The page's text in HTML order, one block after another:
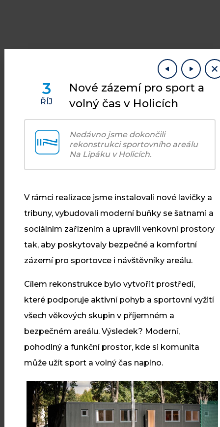
AKTUALITY
Co je u nás
20
ČVC
Revitalizace veřejného
prostranství v Dříteči
V Dříteči jsme dokončili
10 Cyklostezka Skuteč – Předhradí
3
ŘÍJ
Nové zázemí pro sport a
volný čas v Holicích
Nedávno jsme dokončili
rekonstrukci sportovního areálu
Na Lipáku v Holicích.
V rámci realizace jsme instalovali nové lavičky a
tribuny, vybudovali moderní buňky se šatnami a
sociálním zařízením a upravili venkovní prostory
tak, aby poskytovaly bezpečné a komfortní
zázemí pro sportovce i návštěvníky areálu.
Cílem rekonstrukce bylo vytvořit prostředí,
které podporuje aktivní pohyb a sportovní vyžití
všech věkových skupin v příjemném a
bezpečném areálu. Výsledek? Moderní,
pohodlný a funkční prostor, kde si komunita
může užít sport a volný čas naplno.